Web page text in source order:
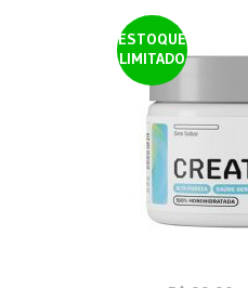
ESTOQUE
LIMITADO